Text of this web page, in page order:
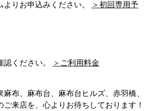
りお申込みください。
＞初回専用予
ください。 ＞ご利用料金
布、麻布台、麻布台ヒルズ、赤羽橋、
来店を、心よりお待ちしております！